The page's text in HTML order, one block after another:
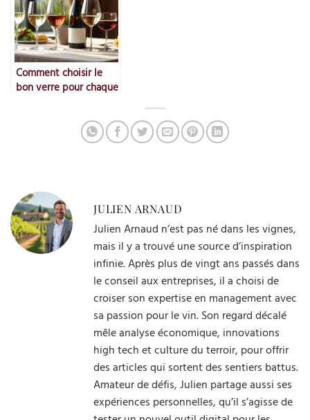
Comment choisir le
bon verre pour chaque
JULIEN ARNAUD
Julien Arnaud n’est pas né dans les vignes,
mais il y a trouvé une source d’inspiration
infinie. Après plus de vingt ans passés dans
le conseil aux entreprises, il a choisi de
croiser son expertise en management avec
sa passion pour le vin. Son regard décalé
mêle analyse économique, innovations
high tech et culture du terroir, pour offrir
des articles qui sortent des sentiers battus.
Amateur de défis, Julien partage aussi ses
expériences personnelles, qu’il s’agisse de